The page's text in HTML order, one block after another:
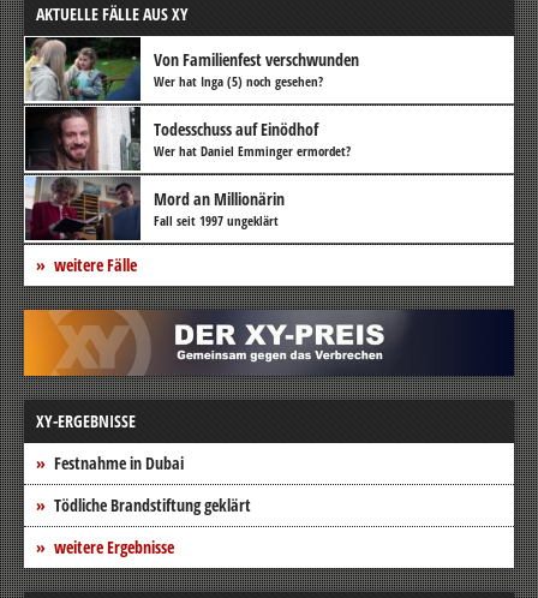
AKTUELLE FÄLLE AUS XY
Von Familienfest verschwunden
Wer hat Inga (5) noch gesehen?
Todesschuss auf Einödhof
Wer hat Daniel Emminger ermordet?
Mord an Millionärin
Fall seit 1997 ungeklärt
weitere Fälle
XY-ERGEBNISSE
Festnahme in Dubai
Tödliche Brandstiftung geklärt
weitere Ergebnisse